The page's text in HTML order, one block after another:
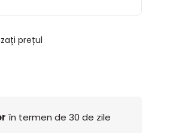
prețul
în termen de 30 de zile